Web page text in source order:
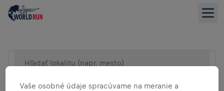
Hľadať lokalitu (napr. mesto)
Vaše osobné údaje spracúvame na meranie a